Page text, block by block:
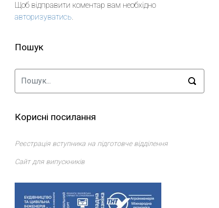
Щоб відправити коментар вам необхідно
авторизуватись.
Пошук
Корисні посилання
Реєстрація вступника на підготовче відділення
Сайт для випускників